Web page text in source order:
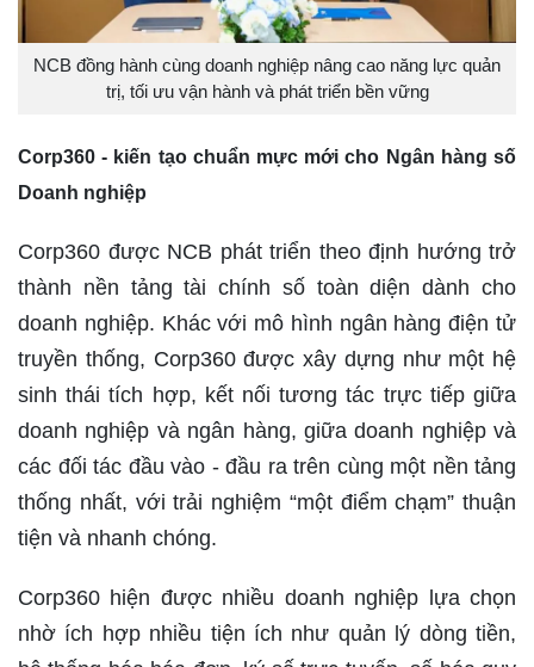
NCB đồng hành cùng doanh nghiệp nâng cao năng lực quản
trị, tối ưu vận hành và phát triển bền vững
Corp360 - kiến tạo chuẩn mực mới cho Ngân hàng số
Doanh nghiệp
Corp360 được NCB phát triển theo định hướng trở
thành nền tảng tài chính số toàn diện dành cho
doanh nghiệp. Khác với mô hình ngân hàng điện tử
truyền thống, Corp360 được xây dựng như một hệ
sinh thái tích hợp, kết nối tương tác trực tiếp giữa
doanh nghiệp và ngân hàng, giữa doanh nghiệp và
các đối tác đầu vào - đầu ra trên cùng một nền tảng
thống nhất, với trải nghiệm “một điểm chạm” thuận
tiện và nhanh chóng.
Corp360 hiện được nhiều doanh nghiệp lựa chọn
nhờ ích hợp nhiều tiện ích như quản lý dòng tiền,